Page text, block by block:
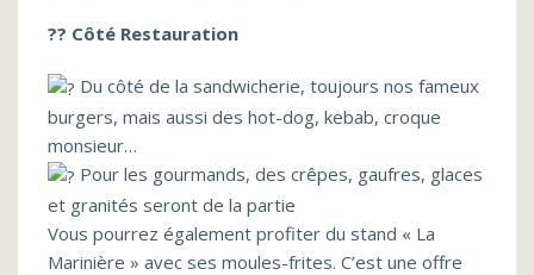
?? Côté Restauration
Du côté de la sandwicherie, toujours nos fameux
burgers, mais aussi des hot-dog, kebab, croque
monsieur…
Pour les gourmands, des crêpes, gaufres, glaces
et granités seront de la partie
Vous pourrez également profiter du stand « La
Marinière » avec ses moules-frites. C’est une offre